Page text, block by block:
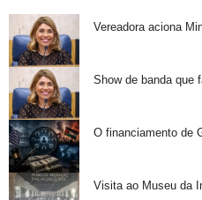
Vereadora aciona
Show de banda que
O financiamento de
Visita ao Museu da